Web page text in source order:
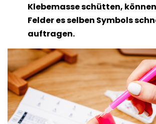
Klebemasse schütten,
Felder es selben Symbols
auftragen.